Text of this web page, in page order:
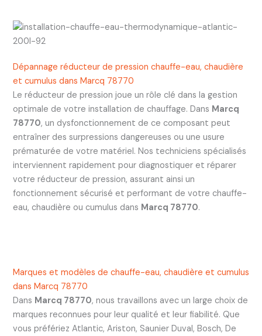
Dépannage réducteur de pression chauffe-eau, chaudière
et cumulus dans Marcq 78770
Le réducteur de pression joue un rôle clé dans la gestion
optimale de votre installation de chauffage. Dans Marcq
78770, un dysfonctionnement de ce composant peut
entraîner des surpressions dangereuses ou une usure
prématurée de votre matériel. Nos techniciens spécialisés
interviennent rapidement pour diagnostiquer et réparer
votre réducteur de pression, assurant ainsi un
fonctionnement sécurisé et performant de votre chauffe-
eau, chaudière ou cumulus dans Marcq 78770.
Marques et modèles de chauffe-eau, chaudière et cumulus
dans Marcq 78770
Dans Marcq 78770, nous travaillons avec un large choix de
marques reconnues pour leur qualité et leur fiabilité. Que
vous préfériez Atlantic, Ariston, Saunier Duval, Bosch, De